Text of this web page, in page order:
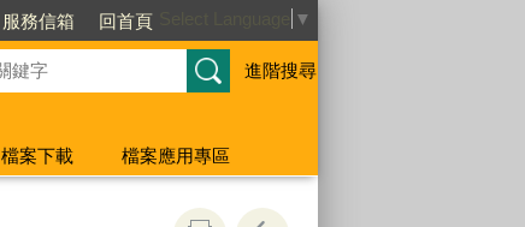
服務信箱 回首頁 ▼
進階搜尋
檔案下載
檔案應用專區